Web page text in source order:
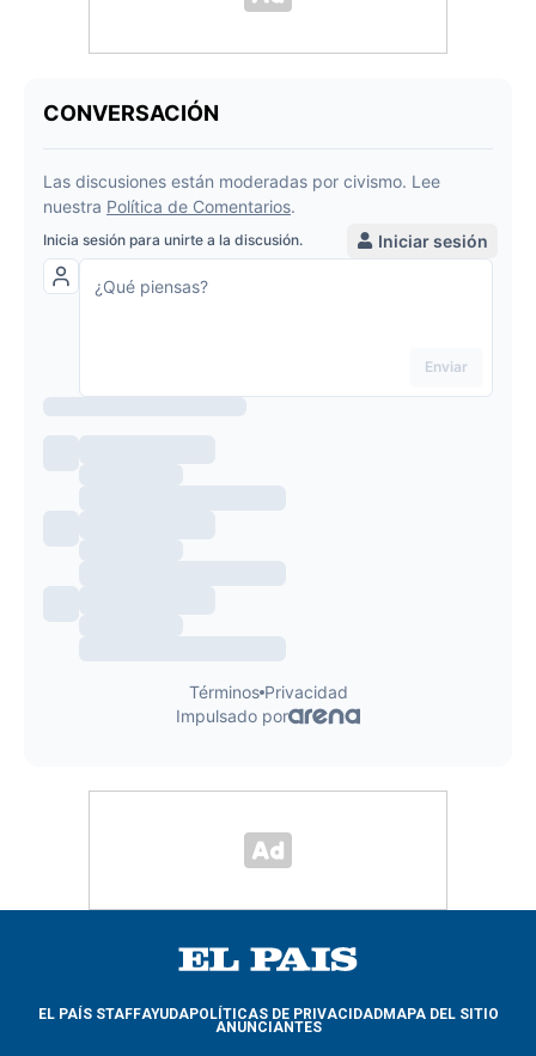
EL PAÍS STAFFAYUDAPOLÍTICAS DE PRIVACIDADMAPA DEL SITIO
ANUNCIANTES